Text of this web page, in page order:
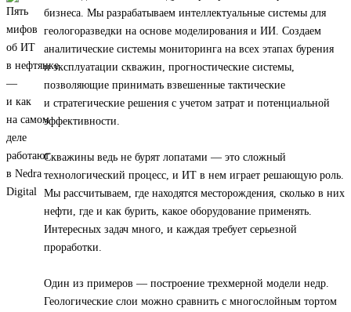
бизнеса. Мы разрабатываем интеллектуальные системы для
геологоразведки на основе моделирования и ИИ. Создаем
аналитические системы мониторинга на всех этапах бурения
и эксплуатации скважин, прогностические системы,
позволяющие принимать взвешенные тактические
и стратегические решения с учетом затрат и потенциальной
эффективности.
Скважины ведь не бурят лопатами — это сложный
технологический процесс, и ИТ в нем играет решающую роль.
Мы рассчитываем, где находятся месторождения, сколько в них
нефти, где и как бурить, какое оборудование применять.
Интересных задач много, и каждая требует серьезной
проработки.
Один из примеров — построение трехмерной модели недр.
Геологические слои можно сравнить с многослойным тортом